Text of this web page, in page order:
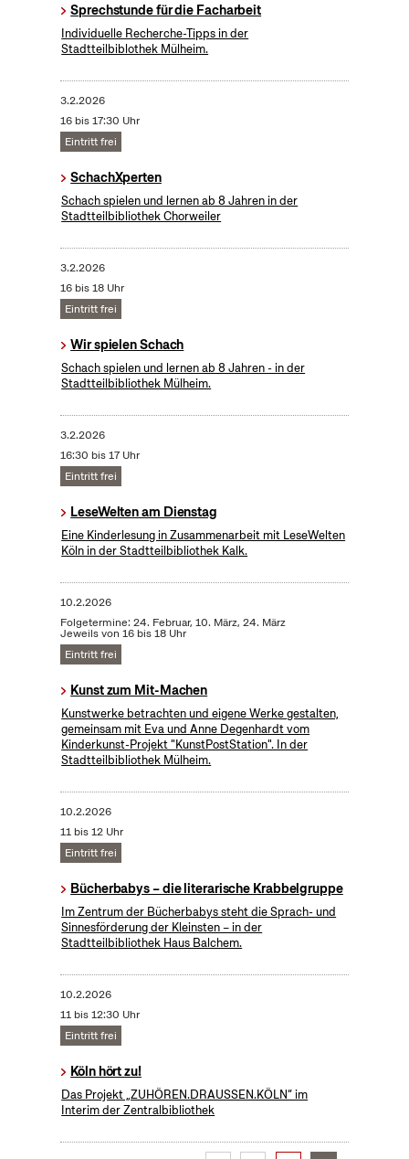
Sprechstunde für die Facharbeit
Individuelle Recherche-Tipps in der
Stadtteilbiblothek Mülheim.
3.2.2026
16 bis 17:30 Uhr
Eintritt frei
SchachXperten
Schach spielen und lernen ab 8 Jahren in der
Stadtteilbibliothek Chorweiler
3.2.2026
16 bis 18 Uhr
Eintritt frei
Wir spielen Schach
Schach spielen und lernen ab 8 Jahren - in der
Stadtteilbibliothek Mülheim.
3.2.2026
16:30 bis 17 Uhr
Eintritt frei
LeseWelten am Dienstag
Eine Kinderlesung in Zusammenarbeit mit LeseWelten
Köln in der Stadtteilbibliothek Kalk.
10.2.2026
Folgetermine: 24. Februar, 10. März, 24. März
Jeweils von 16 bis 18 Uhr
Eintritt frei
Kunst zum Mit-Machen
Kunstwerke betrachten und eigene Werke gestalten,
gemeinsam mit Eva und Anne Degenhardt vom
Kinderkunst-Projekt "KunstPostStation". In der
Stadtteilbibliothek Mülheim.
10.2.2026
11 bis 12 Uhr
Eintritt frei
Bücherbabys – die literarische Krabbelgruppe
Im Zentrum der Bücherbabys steht die Sprach- und
Sinnesförderung der Kleinsten – in der
Stadtteilbibliothek Haus Balchem.
10.2.2026
11 bis 12:30 Uhr
Eintritt frei
Köln hört zu!
Das Projekt „ZUHÖREN.DRAUSSEN.KÖLN“ im
Interim der Zentralbibliothek